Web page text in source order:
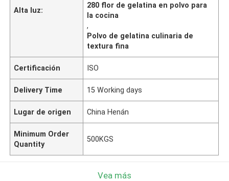
Alta luz:
280 flor de gelatina en polvo para
la cocina
,
Polvo de gelatina culinaria de
textura fina
Certificación ISO
Delivery Time 15 Working days
Lugar de origen China Henán
Minimum Order
Quantity
500KGS
Vea más